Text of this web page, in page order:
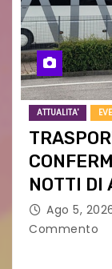
ATTUALITA'
NOTTI DI
Ago 5,
Commento